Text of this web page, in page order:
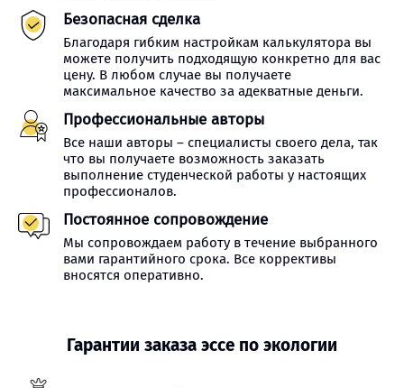
Безопасная сделка
Благодаря гибким настройкам калькулятора вы
можете получить подходящую конкретно для вас
цену. В любом случае вы получаете
максимальное качество за адекватные деньги.
Профессиональные авторы
Все наши авторы – специалисты своего дела, так
что вы получаете возможность заказать
выполнение студенческой работы у настоящих
профессионалов.
Постоянное сопровождение
Мы сопровождаем работу в течение выбранного
вами гарантийного срока. Все коррективы
вносятся оперативно.
Гарантии заказа эссе по экологии